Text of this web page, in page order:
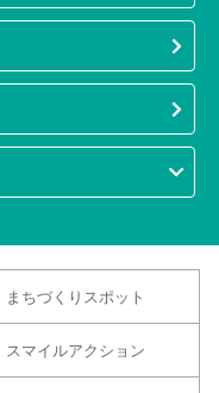
まちづくりスポット
スマイルアクション